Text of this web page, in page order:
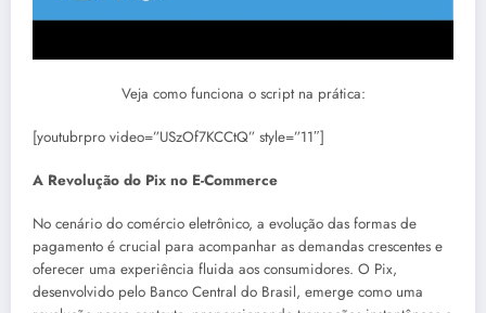
Veja como funciona o script na prática:
[youtubrpro video=”USzOf7KCCtQ” style=”11″]
A Revolução do Pix no E-Commerce
No cenário do comércio eletrônico, a evolução das formas de
pagamento é crucial para acompanhar as demandas crescentes e
oferecer uma experiência fluida aos consumidores. O Pix,
desenvolvido pelo Banco Central do Brasil, emerge como uma